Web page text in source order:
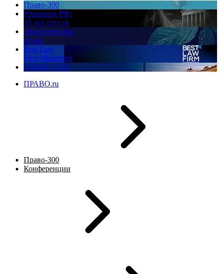
Право-300
Юррынок РФ:
35 лет спустя
Экологическое
право
Best Law
Firm Marketing
ПМЮФ 2026
ПРАВО.ru
Право-300
Конференции